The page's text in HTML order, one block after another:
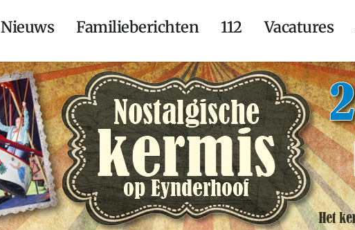
Nieuws Familieberichten 112 Vacatures